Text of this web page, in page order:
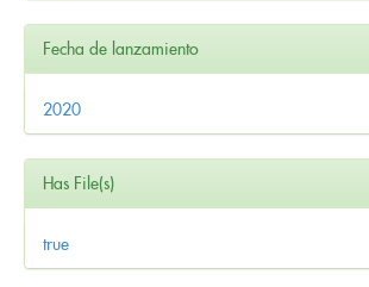
Fecha de lanzamiento
2020
Has File(s)
true